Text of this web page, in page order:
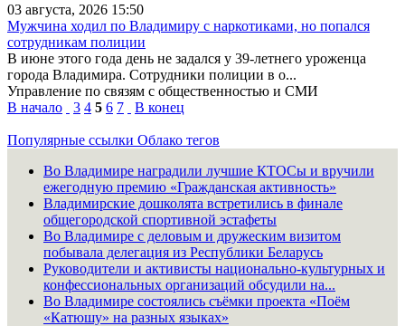
03 августа, 2026 15:50
Мужчина ходил по Владимиру с наркотиками, но попался
сотрудникам полиции
В июне этого года день не задался у 39-летнего уроженца
города Владимира. Сотрудники полиции в о...
Управление по связям с общественностью и СМИ
В начало
3 4 5 6 7 В конец
Популярные ссылки Облако тегов
Во Владимире наградили лучшие КТОСы и вручили
ежегодную премию «Гражданская активность»
Владимирские дошколята встретились в финале
общегородской спортивной эстафеты
Во Владимире с деловым и дружеским визитом
побывала делегация из Республики Беларусь
Руководители и активисты национально-культурных и
конфессиональных организаций обсудили на...
Во Владимире состоялись съёмки проекта «Поём
«Катюшу» на разных языках»